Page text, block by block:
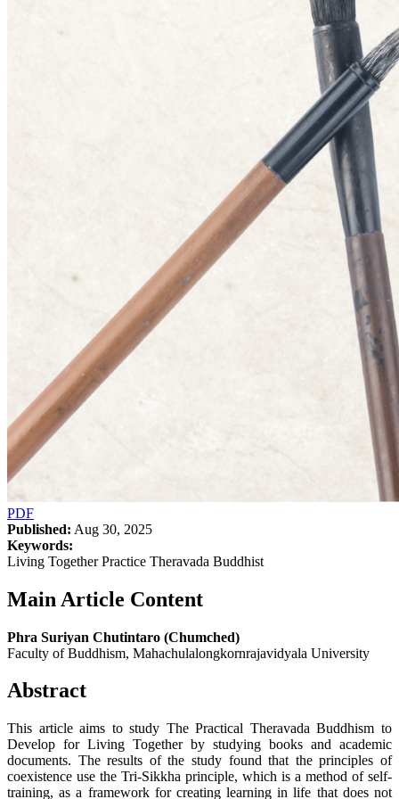
PDF
Published: Aug 30, 2025
Keywords:
Living Together Practice Theravada Buddhist
Main Article Content
Phra Suriyan Chutintaro (Chumched)
Faculty of Buddhism, Mahachulalongkornrajavidyala University
Abstract
This article aims to study The Practical Theravada Buddhism to
Develop for Living Together by studying books and academic
documents. The results of the study found that the principles of
coexistence use the Tri-Sikkha principle, which is a method of self-
training, as a framework for creating learning in life that does not